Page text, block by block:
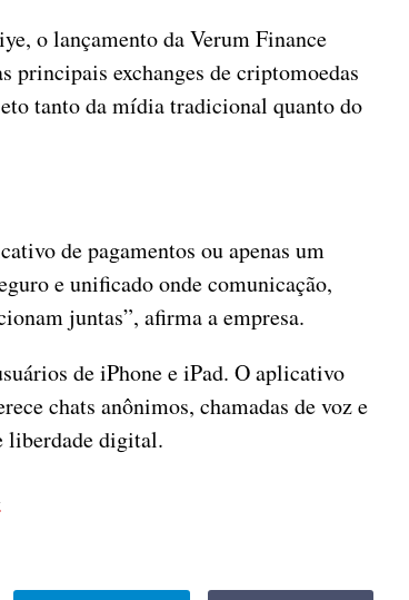
o lançamento da Verum Finance
exchanges de criptomoedas
tanto da mídia tradicional quanto do
de pagamentos ou apenas um
e unificado onde comunicação,
juntas”, afirma a empresa.
de iPhone e iPad. O aplicativo
chats anônimos, chamadas de voz e
liberdade digital.